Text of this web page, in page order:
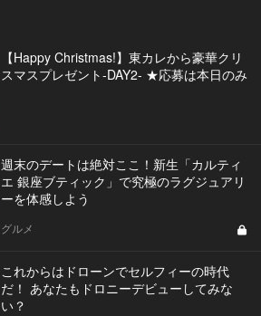
【Happy Christmas!】東カレから豪華クリ
スマスプレゼント-DAY2- ★応募は本日のみ
週末のデートは絶対ここ！新生「カルティ
エ 銀座ブティック」で究極のラグジュアリ
ーを体感しよう
グルメ
これからはドローンでセルフィーの時代
だ！ あなたもドロニーデビューしてみな
い？